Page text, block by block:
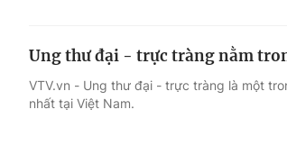
Ung thư đại - trực tràng nằm
VTV.vn - Ung thư đại - trực tràng là một
nhất tại Việt Nam.